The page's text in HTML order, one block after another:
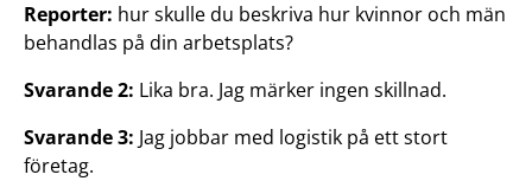
Reporter: hur skulle du beskriva hur kvinnor och män
behandlas på din arbetsplats?
Svarande 2: Lika bra. Jag märker ingen skillnad.
Svarande 3: Jag jobbar med logistik på ett stort
företag.